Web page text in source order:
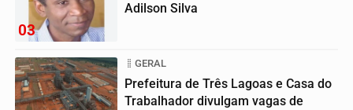
03
Adilson Silva
GERAL
Prefeitura de Três Lagoas e Casa do
Trabalhador divulgam vagas de